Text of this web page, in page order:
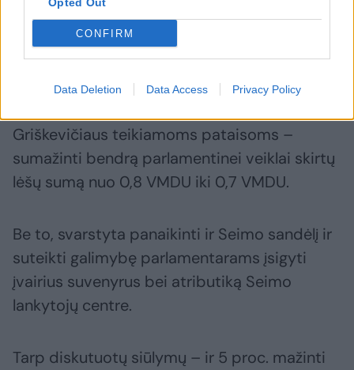
CONFIRM
Data Deletion Data Access Privacy Policy
rezultatų – nors pasiūlymų būta įvairių, nė
vienam jų nebuvo vieningos visų parlamente
dirbančių frakcijų pozicijos.
Griškevičiaus teikiamoms pataisoms –
sumažinti bendrą parlamentinei veiklai skirtų
lėšų sumą nuo 0,8 VMDU iki 0,7 VMDU.
Be to, svarstyta panaikinti ir Seimo sandėlį ir
suteikti galimybę parlamentarams įsigyti
įvairius suvenyrus bei atributiką Seimo
lankytojų centre.
Tarp diskutuotų siūlymų – ir 5 proc. mažinti